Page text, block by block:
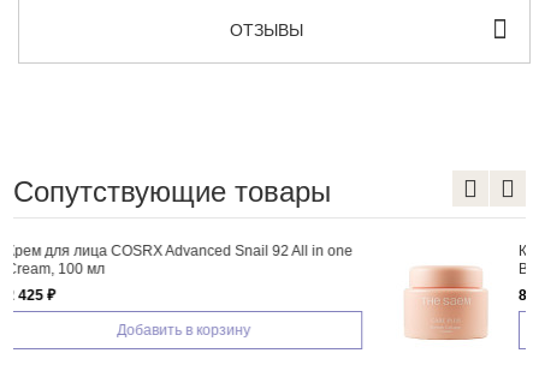
ОТЗЫВЫ
Сопутствующие товары
Крем коллагеновый баобаб The Saem Care Plus